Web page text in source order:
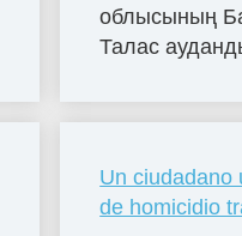
облысының
Талас
Un ciudadano
de homicidio